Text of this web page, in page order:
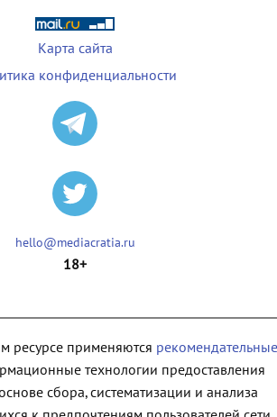
Карта сайта
конфиденциальности
hello@mediacratia.ru
18+
ресурсе применяются рекомендательные
технологии предоставления
сбора, систематизации и анализа